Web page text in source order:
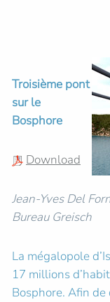
Troisième pont
sur le
Bosphore
Download
Jean-Yves Del
Bureau Greisch
La mégalopole
17 millions
Bosphore. Afin